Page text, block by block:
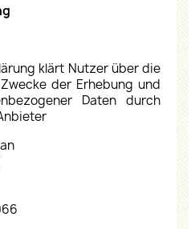
klärt Nutzer über die
der Erhebung und
Daten durch